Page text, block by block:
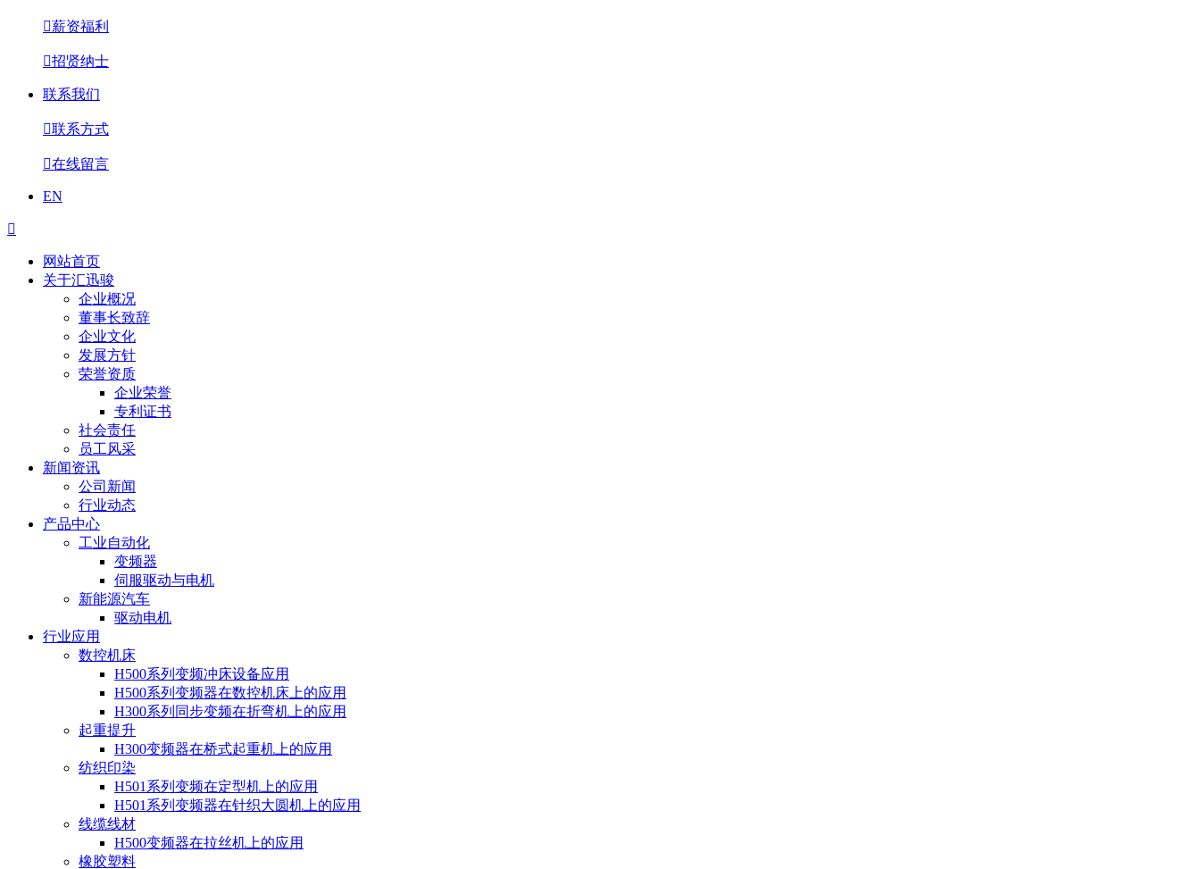
薪资福利
招贤纳士
联系我们
联系方式
在线留言
EN

网站首页
关于汇迅骏
企业概况
董事长致辞
企业文化
发展方针
荣誉资质
企业荣誉
专利证书
社会责任
员工风采
新闻资讯
公司新闻
行业动态
产品中心
工业自动化
变频器
伺服驱动与电机
新能源汽车
驱动电机
行业应用
数控机床
H500系列变频冲床设备应用
H500系列变频器在数控机床上的应用
H300系列同步变频在折弯机上的应用
起重提升
H300变频器在桥式起重机上的应用
纺织印染
H501系列变频在定型机上的应用
H501系列变频器在针织大圆机上的应用
线缆线材
H500变频器在拉丝机上的应用
橡胶塑料